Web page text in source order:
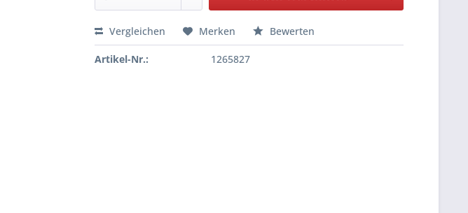
Vergleichen Merken Bewerten
Artikel-Nr.: 1265827